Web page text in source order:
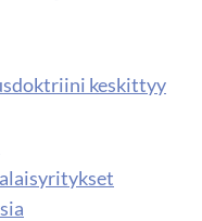
keskittyy